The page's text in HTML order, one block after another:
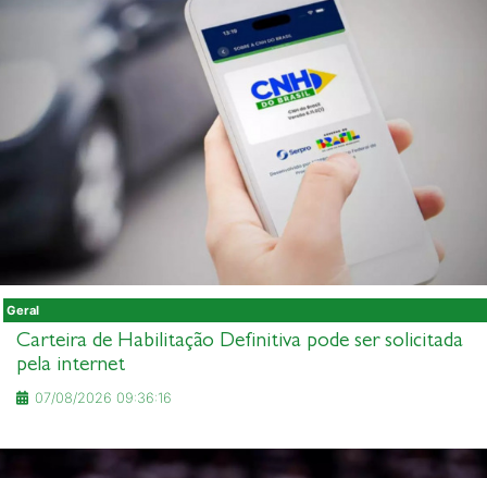
Geral
Carteira de Habilitação Definitiva pode ser solicitada
pela internet
07/08/2026 09:36:16